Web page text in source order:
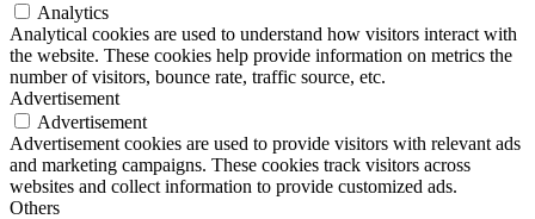
Analytics
Analytical cookies are used to understand how visitors interact with
the website. These cookies help provide information on metrics the
number of visitors, bounce rate, traffic source, etc.
Advertisement
Advertisement
Advertisement cookies are used to provide visitors with relevant ads
and marketing campaigns. These cookies track visitors across
websites and collect information to provide customized ads.
Others